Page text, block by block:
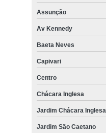
Assunção
Av Kennedy
Baeta Neves
Capivari
Centro
Chácara Inglesa
Jardim Chácara Inglesa
Jardim São Caetano